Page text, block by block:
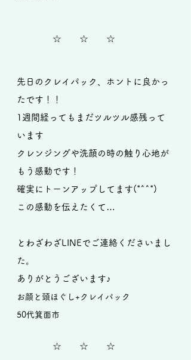
​ ☆ ☆ ☆
先日のクレイパック、ホントに良かっ
たです！！
1週間経ってもまだツルツル感残って
います
クレンジングや洗顔の時の触り心地が
もう感動です！
確実にトーンアップしてます(*^^*)
この感動を伝えたくて…
とわざわざLINEでご連絡くださいまし
た。
ありがとうございます♪
お顔と頭ほぐし+クレイパック
50代箕面市
☆ ☆ ☆